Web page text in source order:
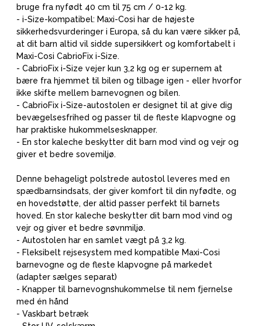
bruge fra nyfødt 40 cm til 75 cm / 0-12 kg.
- i-Size-kompatibel: Maxi-Cosi har de højeste
sikkerhedsvurderinger i Europa, så du kan være sikker på,
at dit barn altid vil sidde supersikkert og komfortabelt i
Maxi-Cosi CabrioFix i-Size.
- CabrioFix i-Size vejer kun 3,2 kg og er supernem at
bære fra hjemmet til bilen og tilbage igen - eller hvorfor
ikke skifte mellem barnevognen og bilen.
- CabrioFix i-Size-autostolen er designet til at give dig
bevægelsesfrihed og passer til de fleste klapvogne og
har praktiske hukommelsesknapper.
- En stor kaleche beskytter dit barn mod vind og vejr og
giver et bedre sovemiljø.
Denne behageligt polstrede autostol leveres med en
spædbarnsindsats, der giver komfort til din nyfødte, og
en hovedstøtte, der altid passer perfekt til barnets
hoved. En stor kaleche beskytter dit barn mod vind og
vejr og giver et bedre søvnmiljø.
- Autostolen har en samlet vægt på 3,2 kg.
- Fleksibelt rejsesystem med kompatible Maxi-Cosi
barnevogne og de fleste klapvogne på markedet
(adapter sælges separat)
- Knapper til barnevognshukommelse til nem fjernelse
med én hånd
- Vaskbart betræk